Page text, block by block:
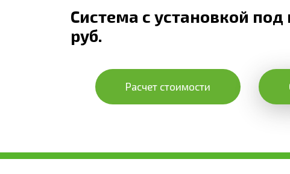
Система с установкой под
руб.
Расчет стоимости